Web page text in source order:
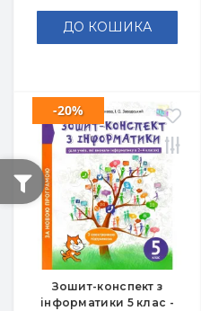
ДО КОШИКА
Зошит-конспект з
інформатики 5 клас -
-20%